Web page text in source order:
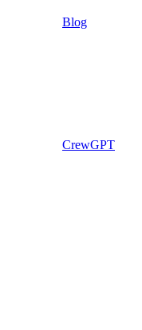
Blog
CrewGPT